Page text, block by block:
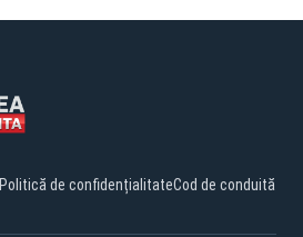
Politică de confidențialitateCod de conduită